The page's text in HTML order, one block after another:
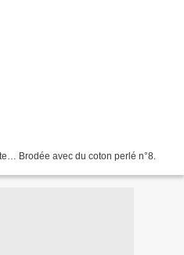
Brodée avec du coton perlé n°8.